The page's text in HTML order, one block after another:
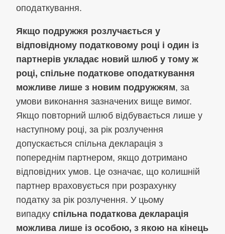
оподаткування.
Якщо подружжя розлучається у
відповідному податковому році і один із
партнерів укладає новий шлюб у тому ж
році, спільне податкове оподаткування
можливе лише з новим подружжям, за
умови виконання зазначених вище вимог.
Якщо повторний шлюб відбувається лише у
наступному році, за рік розлучення
допускається спільна декларація з
попереднім партнером, якщо дотримано
відповідних умов. Це означає, що колишній
партнер враховується при розрахунку
податку за рік розлучення. У цьому
випадку спільна податкова декларація
можлива лише із особою, з якою на кінець